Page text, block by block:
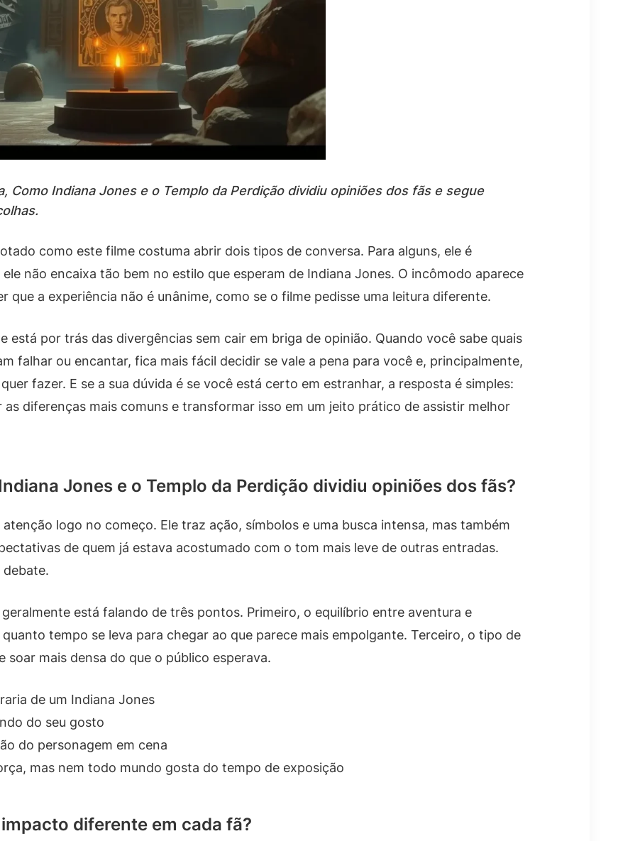
Como Indiana Jones e o Templo da Perdição dividiu opiniões dos fãs e segue
como este filme costuma abrir dois tipos de conversa. Para alguns, ele é
não encaixa tão bem no estilo que esperam de Indiana Jones. O incômodo aparece
que a experiência não é unânime, como se o filme pedisse uma leitura diferente.
está por trás das divergências sem cair em briga de opinião. Quando você sabe quais
falhar ou encantar, fica mais fácil decidir se vale a pena para você e, principalmente,
fazer. E se a sua dúvida é se você está certo em estranhar, a resposta é simples:
diferenças mais comuns e transformar isso em um jeito prático de assistir melhor
Jones e o Templo da Perdição dividiu opiniões dos fãs?
logo no começo. Ele traz ação, símbolos e uma busca intensa, mas também
de quem já estava acostumado com o tom mais leve de outras entradas.
está falando de três pontos. Primeiro, o equilíbrio entre aventura e
tempo se leva para chegar ao que parece mais empolgante. Terceiro, o tipo de
mais densa do que o público esperava.
de um Indiana Jones
do seu gosto
do personagem em cena
mas nem todo mundo gosta do tempo de exposição
diferente em cada fã?